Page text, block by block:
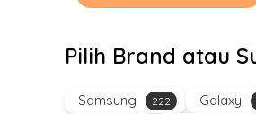
Pilih Brand atau
Samsung 222 Galaxy